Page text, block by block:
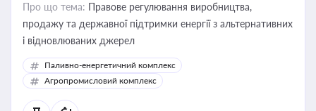
Про що тема: Правове регулювання виробництва,
продажу та державної підтримки енергії з альтернативних
і відновлюваних джерел
Паливно-енергетичний комплекс
Агропромисловий комплекс